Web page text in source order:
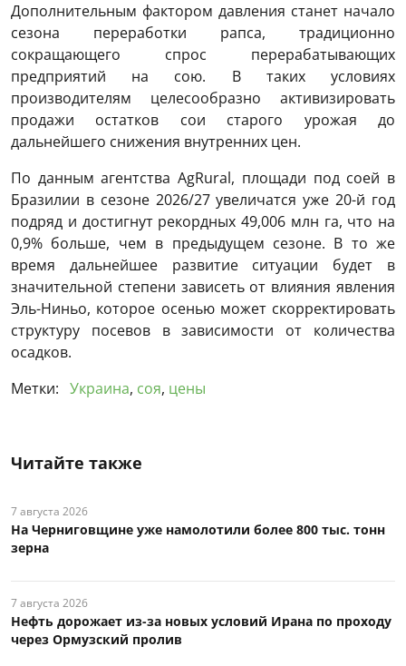
Дополнительным фактором давления станет начало
сезона переработки рапса, традиционно
сокращающего спрос перерабатывающих
предприятий на сою. В таких условиях
производителям целесообразно активизировать
продажи остатков сои старого урожая до
дальнейшего снижения внутренних цен.
По данным агентства AgRural, площади под соей в
Бразилии в сезоне 2026/27 увеличатся уже 20-й год
подряд и достигнут рекордных 49,006 млн га, что на
0,9% больше, чем в предыдущем сезоне. В то же
время дальнейшее развитие ситуации будет в
значительной степени зависеть от влияния явления
Эль-Ниньо, которое осенью может скорректировать
структуру посевов в зависимости от количества
осадков.
Метки: Украина, соя, цены
Читайте также
7 августа 2026
На Черниговщине уже намолотили более 800 тыс. тонн
зерна
7 августа 2026
Нефть дорожает из-за новых условий Ирана по проходу
через Ормузский пролив